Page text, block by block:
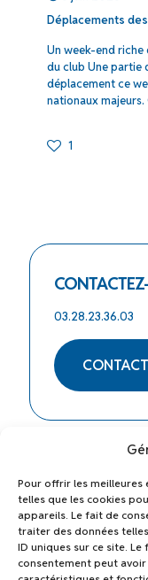
Pour offrir les meilleures
telles que les cookies
appareils. Le fait de
traiter des données
ID uniques sur ce site.
consentement peut
Déplacements
Un week-end
du club Une partie
déplacement ce
nationaux majeurs.
1
03.28.23.36.03
D'OUVERTURE
:
Lun–Vend :
9h–20h
Sam : 10h –